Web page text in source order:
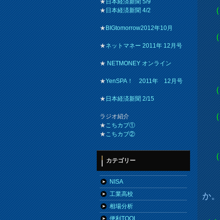
（
（
ち
発
（
相
（
つ
（
世
私
か。
投
★日本経済新聞 5/9
★日本経済新聞 4/2
★BIGtomorrow2012年10月
★ネットマネー 2011年 12月号
★NETMONEY オンライン
★YenSPA！ 2011年 12月号
★日本経済新聞 2/15
ラジオ紹介
★こちカブ①
★こちカブ②
カテゴリー
NISA
工業高校
相場分析